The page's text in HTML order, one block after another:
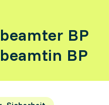
BP
BP